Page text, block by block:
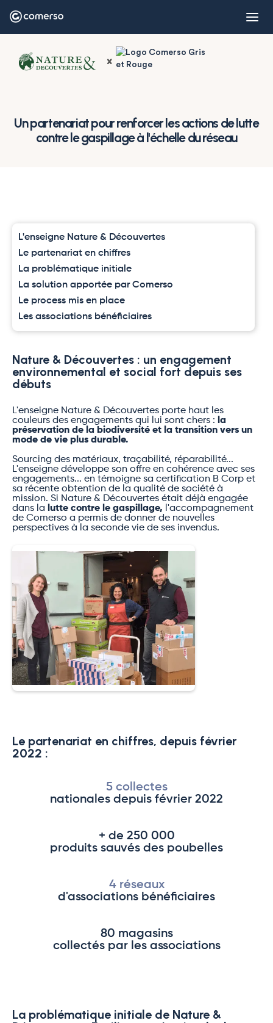
Un partenariat pour renforcer les actions de lutte
contre le gaspillage à l'échelle du réseau
L'enseigne Nature & Découvertes
Le partenariat en chiffres
La problématique initiale
La solution apportée par Comerso
Le process mis en place
Les associations bénéficiaires
Nature & Découvertes : un engagement
environnemental et social fort depuis ses
débuts
L'enseigne Nature & Découvertes porte haut les
couleurs des engagements qui lui sont chers : la
préservation de la biodiversité et la transition vers un
mode de vie plus durable.
Sourcing des matériaux, traçabilité, réparabilité...
L'enseigne développe son offre en cohérence avec ses
engagements... en témoigne sa certification B Corp et
sa récente obtention de la qualité de société à
mission. Si Nature & Découvertes était déjà engagée
dans la lutte contre le gaspillage, l'accompagnement
de Comerso a permis de donner de nouvelles
perspectives à la seconde vie de ses invendus.
Le partenariat en chiffres, depuis février
2022 :
5 collectes
nationales depuis février 2022
+ de 250 000
produits sauvés des poubelles
4 réseaux
d'associations bénéficiaires
80 magasins
collectés par les associations
La problématique initiale de Nature &